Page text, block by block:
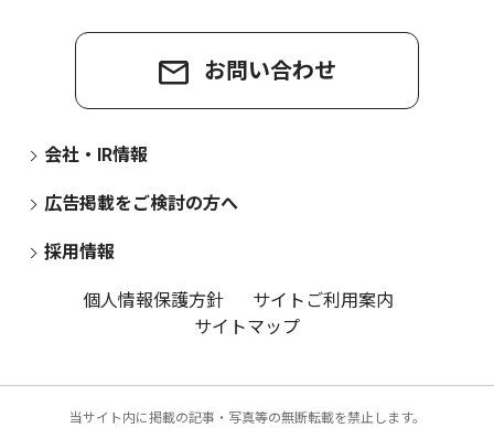
お問い合わせ
会社・IR情報
広告掲載をご検討の方へ
採用情報
個人情報保護方針
サイトご利用案内
サイトマップ
当サイト内に掲載の記事・写真等の無断転載を禁止します。